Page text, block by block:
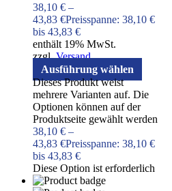
38,10 € –
43,83 €Preisspanne: 38,10 €
bis 43,83 €
enthält 19% MwSt.
zzgl.Versand
Ausführung wählen
Dieses Produkt weist
mehrere Varianten auf. Die
Optionen können auf der
Produktseite gewählt werden
38,10 € –
43,83 €Preisspanne: 38,10 €
bis 43,83 €
Diese Option ist erforderlich